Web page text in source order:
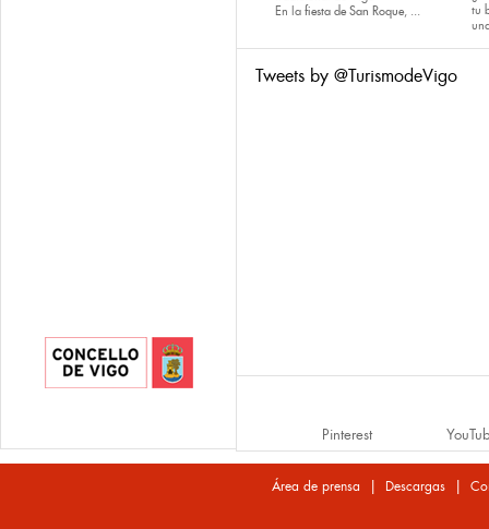
En la fiesta de San Roque, ...
tu
Tweets by @TurismodeVigo
Pinterest
Área de prensa | Descargas|